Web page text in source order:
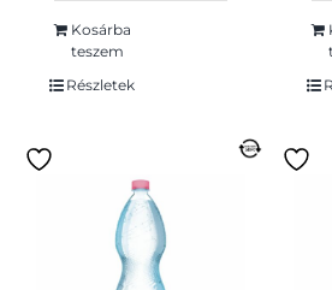
Kosárba
teszem
Részletek